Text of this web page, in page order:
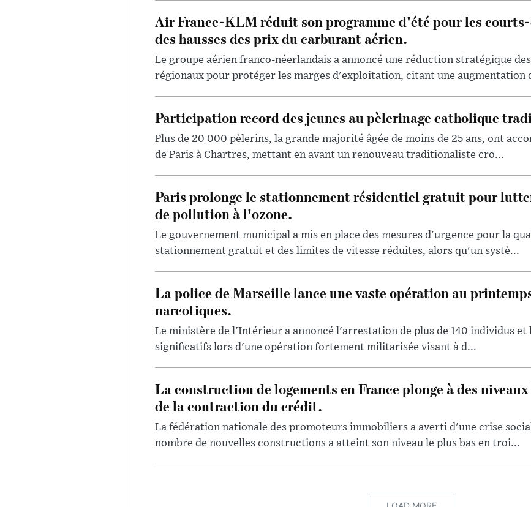
Air France-KLM réduit son programme d'été pour les
des hausses des prix du carburant aérien.
Le groupe aérien franco-néerlandais a annoncé une réduction stratégique
régionaux pour protéger les marges d'exploitation, citant une augmentation
Participation record des jeunes au pèlerinage catholique
Plus de 20 000 pèlerins, la grande majorité âgée de moins de 25 ans, ont
de Paris à Chartres, mettant en avant un renouveau traditionaliste cro...
Paris prolonge le stationnement résidentiel gratuit pour
de pollution à l'ozone.
Le gouvernement municipal a mis en place des mesures d'urgence pour la
stationnement gratuit et des limites de vitesse réduites, alors qu'un systè...
La police de Marseille lance une vaste opération au
narcotiques.
Le ministère de l'Intérieur a annoncé l'arrestation de plus de 140 individus et
significatifs lors d'une opération fortement militarisée visant à d...
La construction de logements en France plonge à des
de la contraction du crédit.
La fédération nationale des promoteurs immobiliers a averti d'une crise
nombre de nouvelles constructions a atteint son niveau le plus bas en troi...